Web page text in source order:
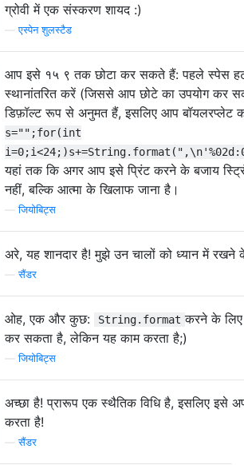
ग्रोवी में एक संस्करण शायद :)
—एस्पेन शुलस्टैड
आप इसे १५ ९ तक छोटा कर सकते हैं: पहले स्पेस
स्थानांतरित करें (जिससे आप छोटे का उपयोग कर
डिफ़ॉल्ट रूप से अनुमत हैं, इसलिए आप बॉयलरप्लेट
s="";for(int
यहां तक ​​कि अगर आप इसे प्रिंट करने के बजाय
नहीं, बल्कि आत्मा के खिलाफ जाना है।
—जियोबिट्स
अरे, यह शानदार है! मुझे उन चालों को ध्यान में रखने
—सैंडर
ओह, एक और कुछ: String.format करने के
कर सकता है, लेकिन यह काम करता है;)
—जियोबिट्स
अच्छा है! प्रारूप एक स्थैतिक विधि है, इसलिए इसे
करता है!
—सैंडर